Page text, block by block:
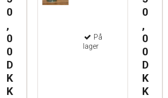
0
,
0
0
D
K
K
På
lager
0
,
0
0
D
K
K